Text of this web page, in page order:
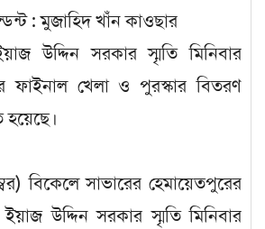
: মুজাহিদ খাঁন কাওছার
উদ্দিন সরকার স্মৃতি মিনিবার
ফাইনাল খেলা ও পুরস্কার বিতরণ
বিকেলে সাভারের হেমায়েতপুরের
উদ্দিন সরকার স্মৃতি মিনিবার